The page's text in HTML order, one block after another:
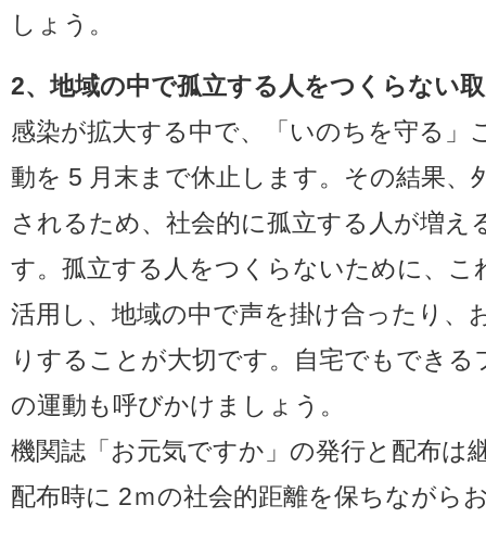
しょう。
2、地域の中で孤立する人をつくらない
感染が拡大する中で、「いのちを守る」
動を 5 月末まで休止します。その結果、
されるため、社会的に孤立する人が増え
す。孤立する人をつくらないために、
活用し、地域の中で声を掛け合ったり、
りすることが大切です。自宅でもでき
の運動も呼びかけましょう。
機関誌「お元気ですか」の発行と配布は
配布時に 2ｍの社会的距離を保ちながら